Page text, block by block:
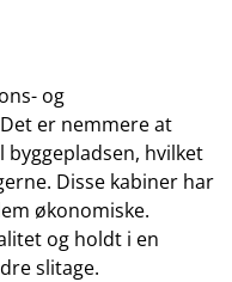
og
er nemmere at
hvilket
Disse kabiner har
økonomiske.
og holdt i en
slitage.